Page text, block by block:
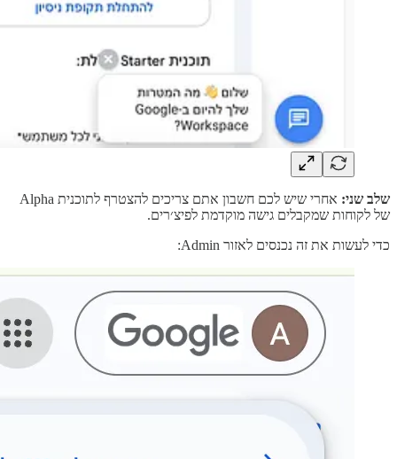
שלב שני:
אחרי שיש לכם חשבון אתם צריכים להצטרף לתוכנית Alpha
של לקוחות שמקבלים גישה מוקדמת לפיצ׳רים.
כדי לעשות את זה נכנסים לאזור Admin: